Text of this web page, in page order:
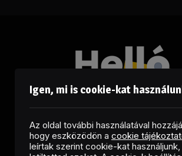
Igen, mi is cookie-kat
Az oldal további használatával
hogy eszközödön a cookie
leírtak szerint cookie-kat